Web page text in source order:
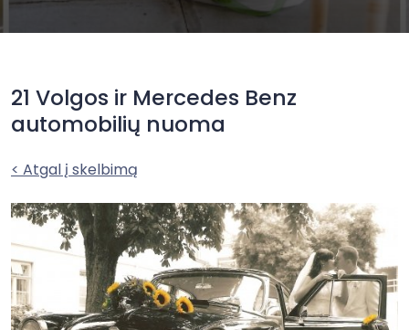
21 Volgos ir Mercedes Benz
automobilių nuoma
< Atgal į skelbimą